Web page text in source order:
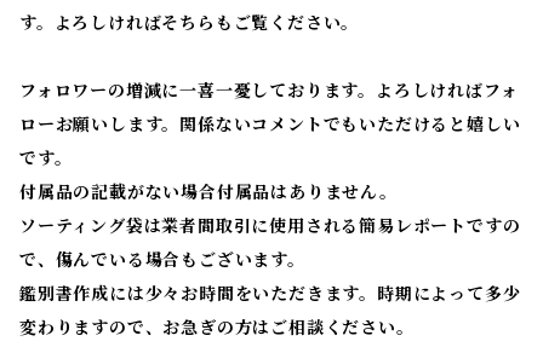
す。よろしければそちらもご覧ください。
フォロワーの増減に一喜一憂しております。よろしければフォ
ローお願いします。関係ないコメントでもいただけると嬉しい
です。
付属品の記載がない場合付属品はありません。
ソーティング袋は業者間取引に使用される簡易レポートですの
で、傷んでいる場合もございます。
鑑別書作成には少々お時間をいただきます。時期によって多少
変わりますので、お急ぎの方はご相談ください。